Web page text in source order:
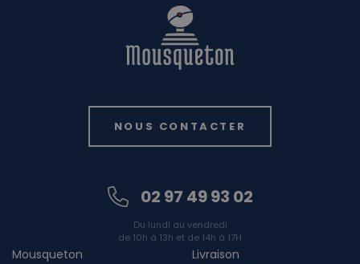
NOUS CONTACTER
02 97 49 93 02
Du lundi au vendredi
de 10h à 13h et de 14h à 17H
Mousqueton
Livraison